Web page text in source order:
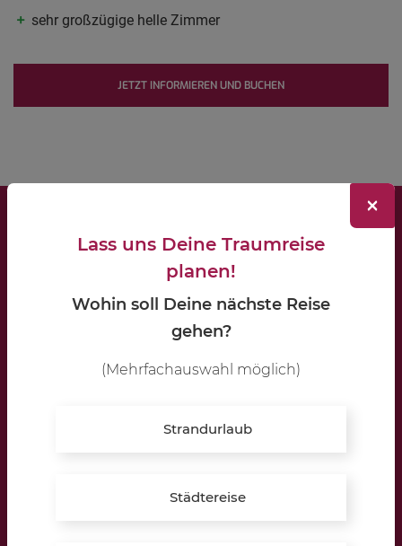
sehr großzügige helle Zimmer
JETZT INFORMIEREN UND BUCHEN
LIPPKAU Reisebüro
Montag – Freitag:
×
Lass uns Deine Traumreise
planen!
Wohin soll Deine nächste Reise
gehen?
(Mehrfachauswahl möglich)
Strandurlaub
Städtereise